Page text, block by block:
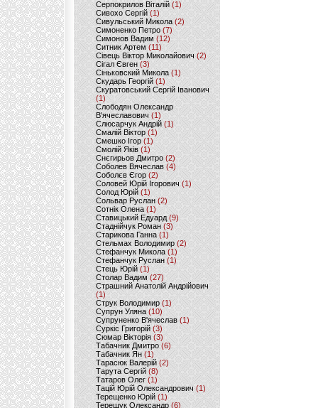
Серпокрилов Віталій(1)
Сивохо Сергій(1)
Сивульський Микола(2)
Симоненко Петро(7)
Симонов Вадим (12)
Ситник Артем(11)
Сівець Віктор Миколайович(2)
Сігал Євген (3)
Сіньковский Микола(1)
Скударь Георгій (1)
Скуратовський Сергій Іванович
(1)
Слободян Олександр
В'ячеславович(1)
Слюсарчук Андрій(1)
Смалій Віктор (1)
Смешко Ігор (1)
Смолій Яків (1)
Снєгирьов Дмитро (2)
Соболев Вячеслав (4)
Соболєв Єгор(2)
Соловей Юрій Ігорович (1)
Солод Юрій (1)
Сольвар Руслан (2)
Сотнік Олена(1)
Ставицький Едуард (9)
Стаднійчук Роман(3)
Старикова Ганна (1)
Стельмах Володимир(2)
Стефанчук Микола (1)
Стефанчук Руслан (1)
Стець Юрій (1)
Столар Вадим(27)
Страшний Анатолій Андрійович
(1)
Струк Володимир (1)
Супрун Уляна (10)
Супруненко В'ячеслав (1)
Суркіс Григорій (3)
Сюмар Вікторія (3)
Табачник Дмитро (6)
Табачник Ян(1)
Тарасюк Валерій (2)
Тарута Сергій (8)
Татаров Олег(1)
Тацій Юрій Олександрович(1)
Терещенко Юрій(1)
Терещук Олександр(6)